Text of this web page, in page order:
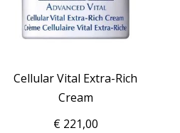
Cellular Vital Extra-Rich
Cream
€ 221,00